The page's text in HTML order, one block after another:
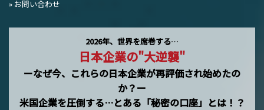
» お問い合わせ
2026年、世界を席巻する…
日本企業の"大逆襲"
ーなぜ今、これらの日本企業が再評価され始めたの
か？ー
米国企業を圧倒する…とある「秘密の口座」とは！？